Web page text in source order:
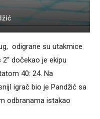
odigrane su utakmice
dočekao je ekipu
40: 24. Na
igrač bio je Pandžić sa
odbranama istakao